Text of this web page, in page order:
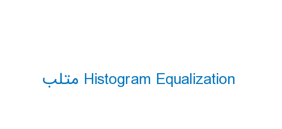
Histogram Equalization متلب